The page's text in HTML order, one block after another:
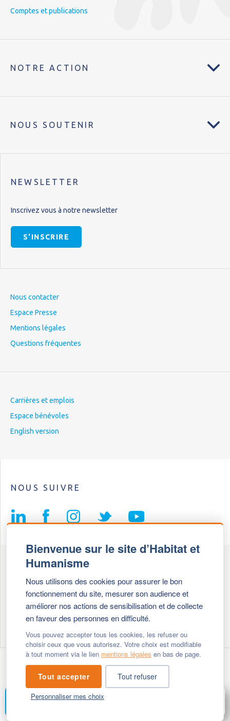
Bienvenue sur le site d’Habitat et
Humanisme
Nous utilisons des cookies pour assurer le bon
fonctionnement du site, mesurer son audience et
améliorer nos actions de sensibilisation et de collecte
en faveur des personnes en difficulté.
Vous pouvez accepter tous les cookies, les refuser ou
choisir ceux que vous autorisez. Votre choix est modifiable
à tout moment via le lien mentions légales en bas de page.
Tout accepter Tout refuser
Personnaliser mes choix
Comptes et publications
NOTRE ACTION
NOUS SOUTENIR
NEWSLETTER
Inscrivez vous à notre newsletter
S'INSCRIRE
Nous contacter
Espace Presse
Mentions légales
Questions fréquentes
Carrières et emplois
Espace bénévoles
English version
NOUS SUIVRE
69647 Caluire et Cuire cedex
+ 33 (0)4 72 27 42 58
- © 2026 Habitat & Humanisme